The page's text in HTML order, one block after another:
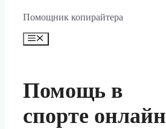
Помощник копирайтера
Меню
Помощь в
спорте онлайн